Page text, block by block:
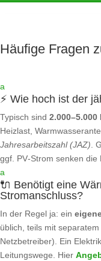
Häufige Fragen
a
⚡ Wie hoch ist der
Typisch sind 2.000–5.000
Heizlast,
Jahresarbeitszahl (JAZ).
ggf. PV‑Strom senken die
a
🔌 Benötigt eine
Stromanschluss?
In der Regel ja: ein
üblich, teils mit
Netzbetreiber). Ein
Leitungswege. Hier